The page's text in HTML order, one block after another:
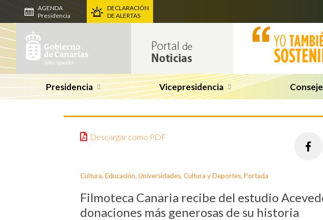
AGENDA
Presidencia
DECLARACIÓN
DE ALERTAS
Presidencia Vicepresidencia
Descargar como PDF
Cultura, Educación, Universidades, Cultura y Deportes, Portada
Filmoteca Canaria recibe del estudio
donaciones más generosas de su historia